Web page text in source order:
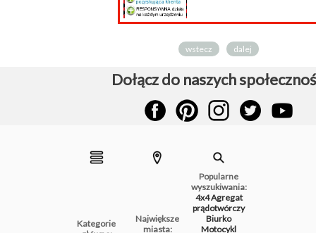
wstecz dalej
Dołącz do naszych
Kategorie
Największe
miasta:
Popularne
wyszukiwania:
4x4Agregat
prądotwórczy
Biurko
Motocykl